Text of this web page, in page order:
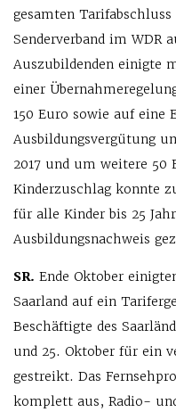
gesamten
Senderverband im WDR
Auszubildenden einigte
einer
150 Euro sowie auf eine
Ausbildungsvergütung
2017 und um weitere 50
Kinderzuschlag konnte
für alle Kinder bis 25
Ausbildungsnachweis
SR. Ende Oktober
Saarland auf ein
Beschäftigte des
und 25. Oktober für ein
gestreikt. Das
komplett aus, Radio-